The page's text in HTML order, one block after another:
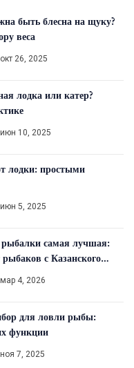
быть блесна на щуку?
веса
окт 26, 2025
лодка или катер?
июн 10, 2025
лодки: простыми
июн 5, 2025
самая лучшая:
с Казанского
мар 4, 2026
для ловли рыбы:
функции
ноя 7, 2025